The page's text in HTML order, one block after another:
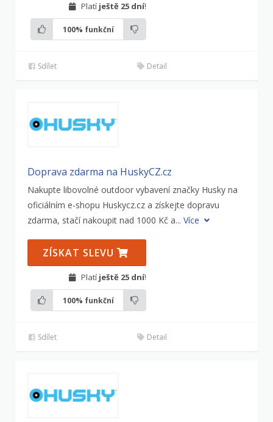
Platí ještě 25 dní!
100% funkční
Sdílet Detail
Doprava zdarma na HuskyCZ.cz
Nakupte libovolné outdoor vybavení značky Husky na
oficiálním e-shopu Huskycz.cz a získejte dopravu
zdarma, stačí nakoupit nad 1000 Kč a... Více
ZÍSKAT SLEVU
Platí ještě 25 dní!
100% funkční
Sdílet Detail